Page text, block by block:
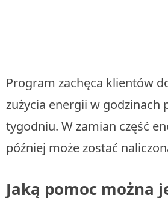
Program zachęca klientów
zużycia energii w godzinach
tygodniu. W zamian część
później może zostać
Jaką pomoc można